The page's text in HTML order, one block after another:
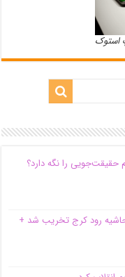
استوک
را نگه دارد؟
رود کرج تخریب شد +